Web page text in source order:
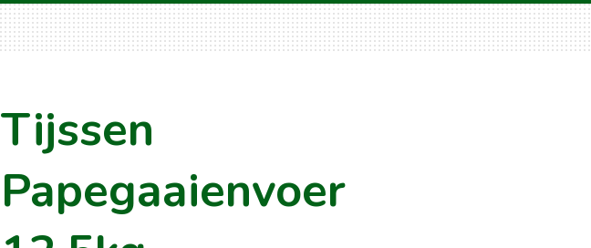
Tijssen
Papegaaienvoer